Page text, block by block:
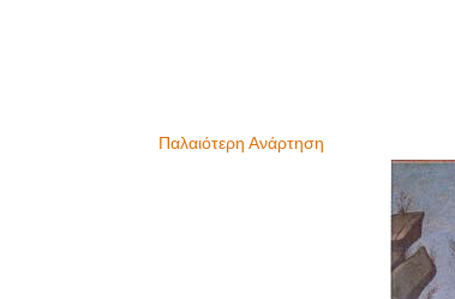
Παλαιότερη Ανάρτηση